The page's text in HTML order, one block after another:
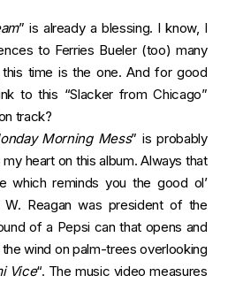
” is already a blessing. I know, I
to Ferries Bueler (too) many
time is the one. And for good
to this “Slacker from Chicago”
track?
Morning Mess” is probably
heart on this album. Always that
which reminds you the good ol’
W. Reagan was president of the
of a Pepsi can that opens and
wind on palm-trees overlooking
Vice“. The music video measures